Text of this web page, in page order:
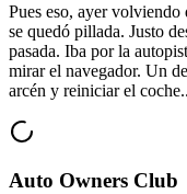
Pues eso, ayer
se quedó pillada. Justo
pasada. Iba por la
mirar el navegador. Un
arcén y reiniciar el
Auto Owners Club